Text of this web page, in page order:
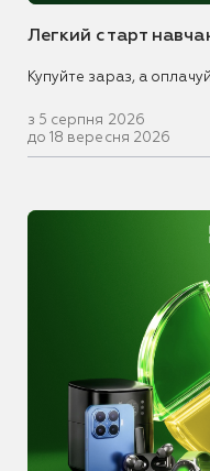
Легкий старт
Купуйте зараз, а
з 5 серпня 2026
до 18 вересня 2026